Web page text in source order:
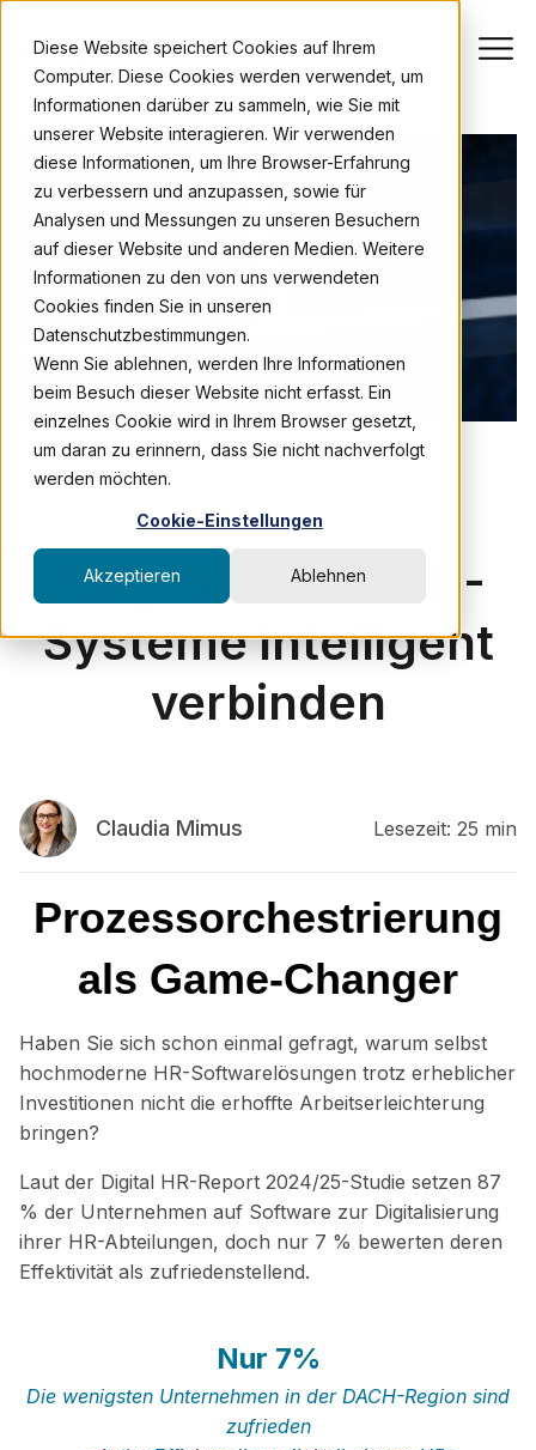
Diese Website speichert Cookies auf Ihrem
Computer. Diese Cookies werden verwendet, um
Informationen darüber zu sammeln, wie Sie mit
unserer Website interagieren. Wir verwenden
diese Informationen, um Ihre Browser-Erfahrung
zu verbessern und anzupassen, sowie für
Analysen und Messungen zu unseren Besuchern
auf dieser Website und anderen Medien. Weitere
Informationen zu den von uns verwendeten
Cookies finden Sie in unseren
Datenschutzbestimmungen.
Wenn Sie ablehnen, werden Ihre Informationen
beim Besuch dieser Website nicht erfasst. Ein
einzelnes Cookie wird in Ihrem Browser gesetzt,
um daran zu erinnern, dass Sie nicht nachverfolgt
werden möchten.
Cookie-Einstellungen
Akzeptieren Ablehnen
Fragmentierte HR-
Systeme intelligent
verbinden
Claudia Mimus Lesezeit: 25 min
Prozessorchestrierung
als Game-Changer
Haben Sie sich schon einmal gefragt, warum selbst
hochmoderne HR-Softwarelösungen trotz erheblicher
Investitionen nicht die erhoffte Arbeitserleichterung
bringen?
Laut der Digital HR-Report 2024/25-Studie setzen 87
% der Unternehmen auf Software zur Digitalisierung
ihrer HR-Abteilungen, doch nur 7 % bewerten deren
Effektivität als zufriedenstellend.
Nur 7%
Die wenigsten Unternehmen in der DACH-Region sind
zufrieden